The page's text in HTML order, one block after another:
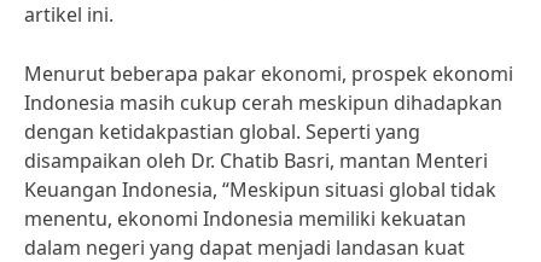
artikel ini.
Menurut beberapa pakar ekonomi, prospek ekonomi
Indonesia masih cukup cerah meskipun dihadapkan
dengan ketidakpastian global. Seperti yang
disampaikan oleh Dr. Chatib Basri, mantan Menteri
Keuangan Indonesia, “Meskipun situasi global tidak
menentu, ekonomi Indonesia memiliki kekuatan
dalam negeri yang dapat menjadi landasan kuat